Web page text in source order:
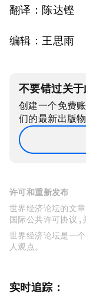
翻译：陈达铿
编辑：王思雨
不要错过关
创建一个免费
们的最新出版物
许可和重新发布
世界经济论坛的文
国际公共许可协议 ,
世界经济论坛是一
人观点。
实时追踪：